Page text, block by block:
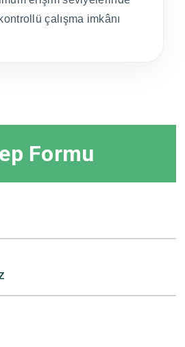
çalışma imkânı
Formu